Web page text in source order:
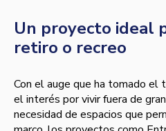
Un proyecto ideal
retiro o recreo
Con el auge que ha tomado el
el interés por vivir fuera de
necesidad de espacios que